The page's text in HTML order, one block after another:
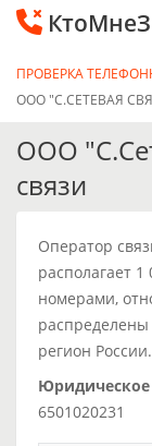
ПРОВЕРКА
ООО "С.СЕТЕВАЯ
ООО
связи
Оператор
располагает
номерами,
распределены
регион России.
6501020231